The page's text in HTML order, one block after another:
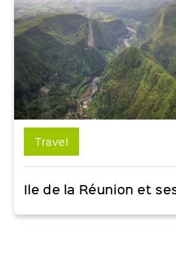
Travel
Ile de la Réunion et